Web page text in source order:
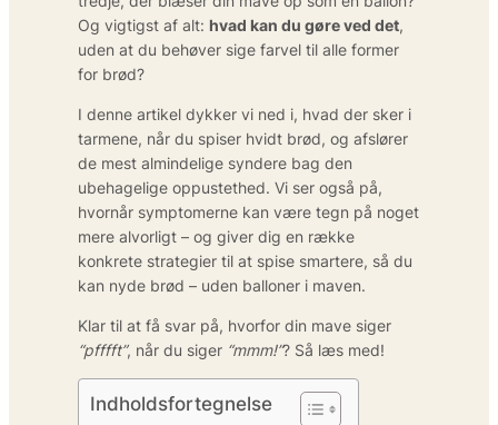
Og vigtigst af alt: hvad kan du gøre ved det,
uden at du behøver sige farvel til alle former
for brød?
I denne artikel dykker vi ned i, hvad der sker i
tarmene, når du spiser hvidt brød, og afslører
de mest almindelige syndere bag den
ubehagelige oppustethed. Vi ser også på,
hvornår symptomerne kan være tegn på noget
mere alvorligt – og giver dig en række
konkrete strategier til at spise smartere, så du
kan nyde brød – uden balloner i maven.
Klar til at få svar på, hvorfor din mave siger
“pfffft”, når du siger “mmm!”? Så læs med!
Indholdsfortegnelse